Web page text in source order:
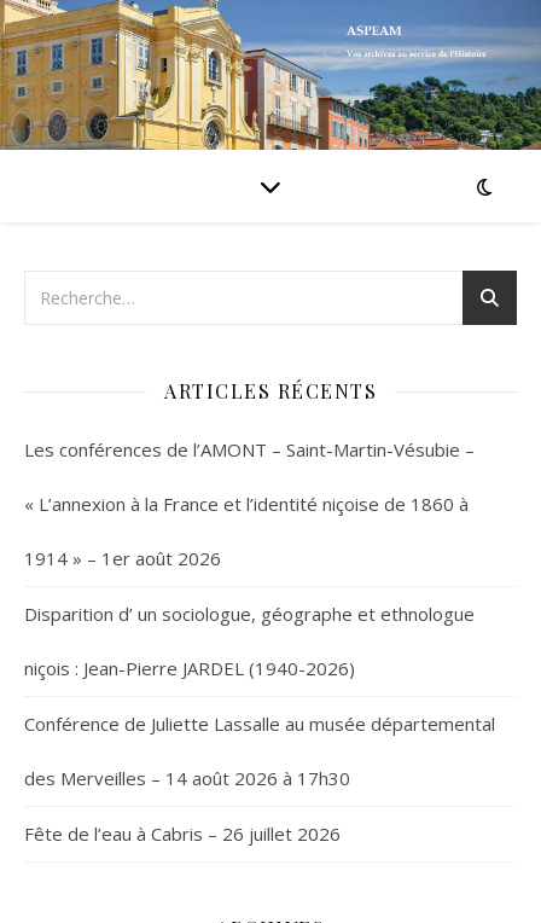
ARTICLES RÉCENTS
Les conférences de l’AMONT – Saint-Martin-Vésubie –
« L’annexion à la France et l’identité niçoise de 1860 à
1914 » – 1er août 2026
Disparition d’ un sociologue, géographe et ethnologue
niçois : Jean-Pierre JARDEL (1940-2026)
Conférence de Juliette Lassalle au musée départemental
des Merveilles – 14 août 2026 à 17h30
Fête de l’eau à Cabris – 26 juillet 2026